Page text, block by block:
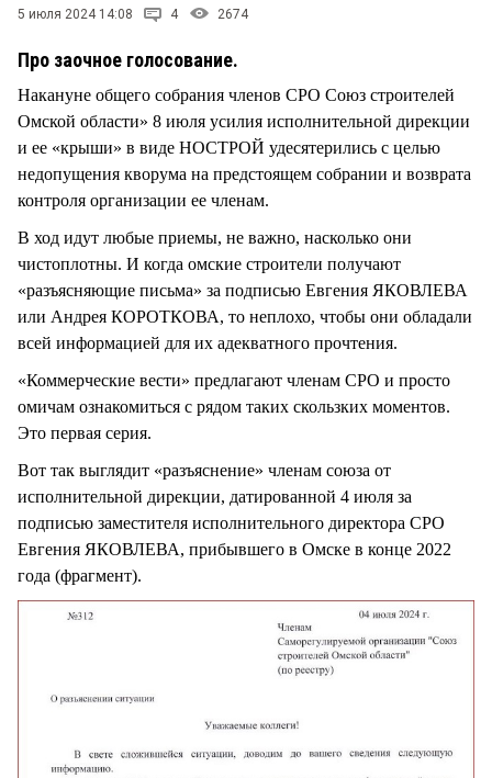
5 июля 2024 14:08 4 2674
Про заочное голосование.
Накануне общего собрания членов СРО Союз строителей
Омской области» 8 июля усилия исполнительной дирекции
и ее «крыши» в виде НОСТРОЙ удесятерились с целью
недопущения кворума на предстоящем собрании и возврата
контроля организации ее членам.
В ход идут любые приемы, не важно, насколько они
чистоплотны. И когда омские строители получают
«разъясняющие письма» за подписью Евгения ЯКОВЛЕВА
или Андрея КОРОТКОВА, то неплохо, чтобы они обладали
всей информацией для их адекватного прочтения.
«Коммерческие вести» предлагают членам СРО и просто
омичам ознакомиться с рядом таких скользких моментов.
Это первая серия.
Вот так выглядит «разъяснение» членам союза от
исполнительной дирекции, датированной 4 июля за
подписью заместителя исполнительного директора СРО
Евгения ЯКОВЛЕВА, прибывшего в Омске в конце 2022
года (фрагмент).